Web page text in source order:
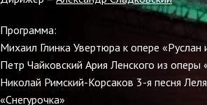
Программа:
Михаил Глинка Увертюра к опере
Петр Чайковский Ария Ленского из оперы
Николай Римский-Корсаков 3-я песня
«Снегурочка»